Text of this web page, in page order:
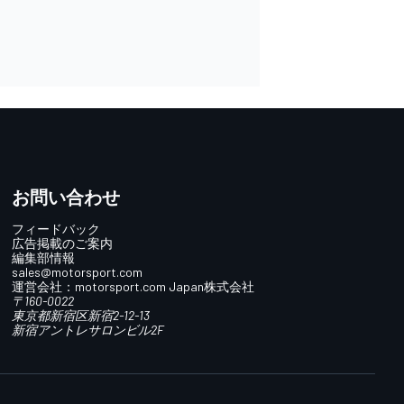
お問い合わせ
フィードバック
広告掲載のご案内
編集部情報
sales@motorsport.com
運営会社： motorsport.com Japan株式会社
〒160-0022
東京都新宿区新宿2-12-13
新宿アントレサロンビル2F